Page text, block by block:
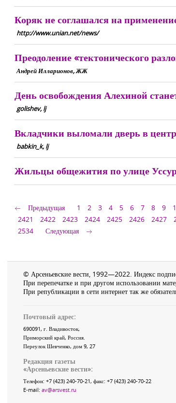
Коряк не соглашался на
http://www.unian.net/news/
Преодоление «тектонического
Андрей Илларионов, ЖЖ
День освобождения Алехиной
golishev, lj
Вкладчики выломали дверь в
babkin_k, lj
Жильцы общежития по улице
Предыдущая 1 2 3 4 5 6 7 8 9
2421 2422 2423 2424 2425 2426 2427
2534
Следующая
© Арсеньевские вести, 1992—2022. Индекс
При перепечатке и при другом использовании
При републикации в сети интернет так же
Почтовый адрес:
690091, г. Владивосток,
Приморский край, Россия.
Переулок Шевченко, дом 9, 27
Редакция газеты
«Арсеньевские вести»:
Телефон: +7 (423) 240-70-21, факс: +7 (423) 240-70-22
E-mail: av@arsvest.ru